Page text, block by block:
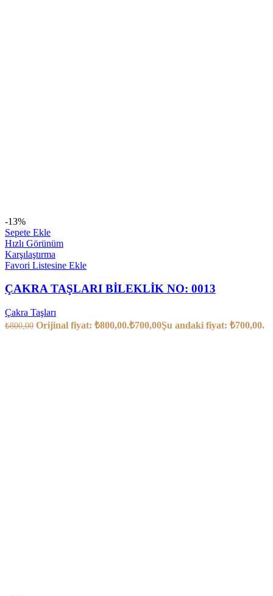
-13%
Sepete Ekle
Hızlı Görünüm
Karşılaştırma
Favori Listesine Ekle
ÇAKRA TAŞLARI BİLEKLİK NO: 0013
Çakra Taşları
₺800,00 Orijinal fiyat: ₺800,00.₺700,00Şu andaki fiyat: ₺700,00.